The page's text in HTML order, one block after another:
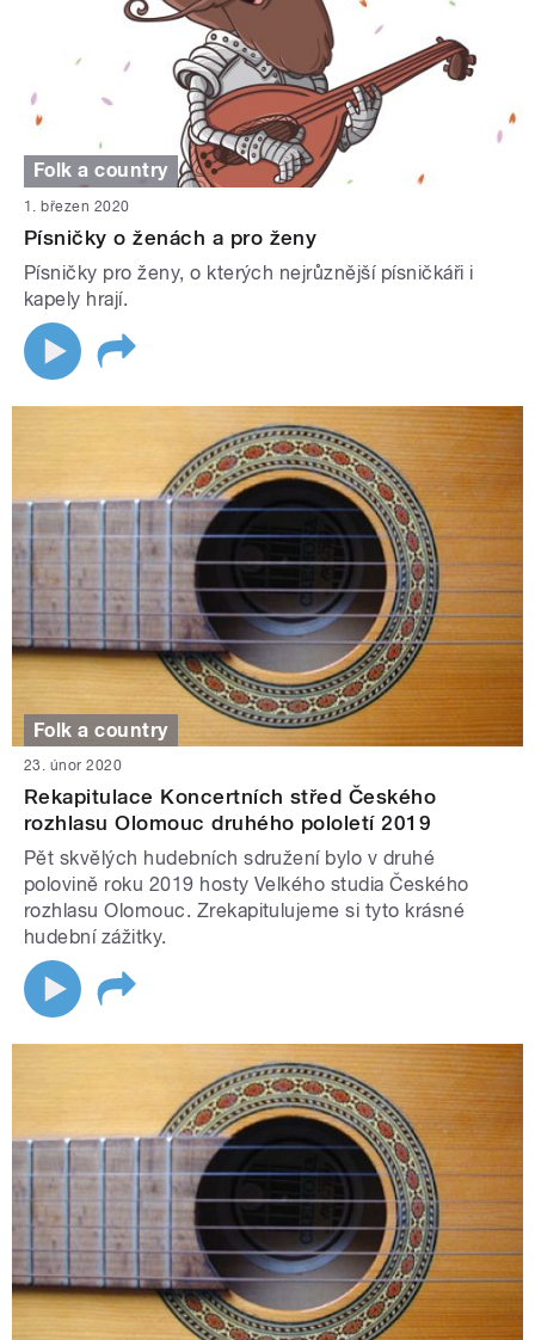
Folk a country
1. březen 2020
Písničky o ženách a pro ženy
Písničky pro ženy, o kterých nejrůznější písničkáři i
kapely hrají.
Folk a country
23. únor 2020
Rekapitulace Koncertních střed Českého
rozhlasu Olomouc druhého pololetí 2019
Pět skvělých hudebních sdružení bylo v druhé
polovině roku 2019 hosty Velkého studia Českého
rozhlasu Olomouc. Zrekapitulujeme si tyto krásné
hudební zážitky.